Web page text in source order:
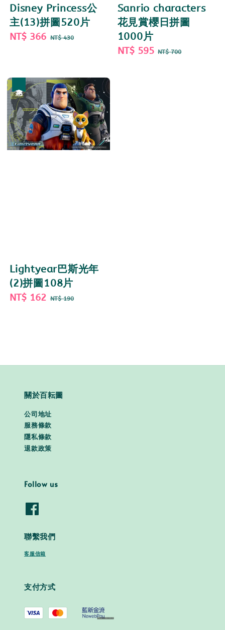
Disney Princess公
主(13)拼圖520片
Sale
NT$ 366 Regular
NT$ 430
Sanrio characters
花見賞櫻日拼圖
1000片
Sale
NT$ 595 Regular
NT$ 700
Lightyear巴斯光年
(2)拼圖108片
Sale
NT$ 162 Regular
NT$ 190
關於百耘圖
公司地址
服務條款
隱私條款
退款政策
Follow us
聯繫我們
客服信箱
支付方式